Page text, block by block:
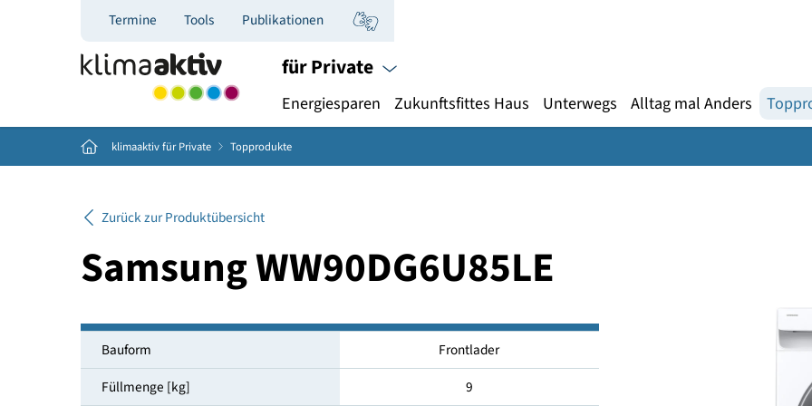
Termine Tools Publikationen
für Private
Energiesparen Zukunftsfittes Haus Unterwegs Alltag mal
Home klimaaktiv für Private Topprodukte
Samsung WW90DG6U85LE
Bauform